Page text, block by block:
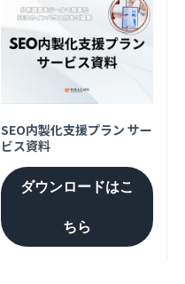
SEO内製化支援プラン サー
ビス資料
ダウンロードはこ
ちら